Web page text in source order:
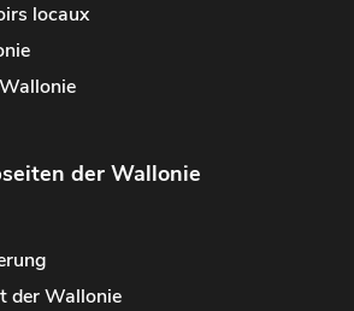
locaux
der Wallonie
der Wallonie